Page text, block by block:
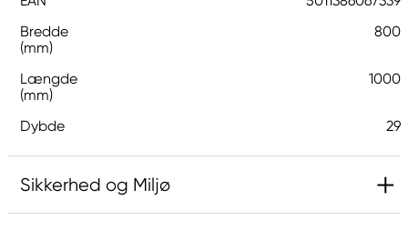
Bredde
(mm)
800
Længde
(mm)
1000
Dybde 29
Sikkerhed og Miljø